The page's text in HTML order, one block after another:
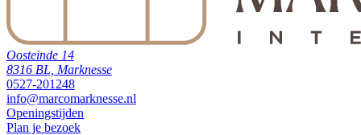
Oosteinde 14
8316 BL, Marknesse
0527-201248
info@marcomarknesse.nl
Openingstijden
Plan je bezoek